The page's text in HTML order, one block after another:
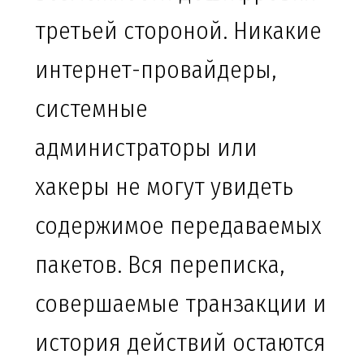
третьей стороной. Никакие
интернет-провайдеры,
системные
администраторы или
хакеры не могут увидеть
содержимое передаваемых
пакетов. Вся переписка,
совершаемые транзакции и
история действий остаются